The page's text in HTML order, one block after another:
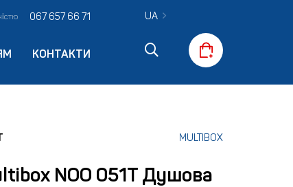
067 657 66 71
КОНТАКТИ
UA
MULTIBOX
NOO 051T Душова